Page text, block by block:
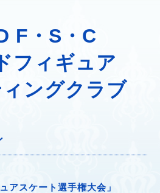
F・S・C
フィギュア
ングクラブ
アスケート選手権大会」